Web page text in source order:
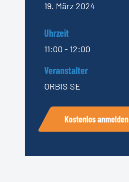
19. März 2024
Uhrzeit
11:00 - 12:00
Veranstalter
ORBIS SE
Kostenlos anmelden